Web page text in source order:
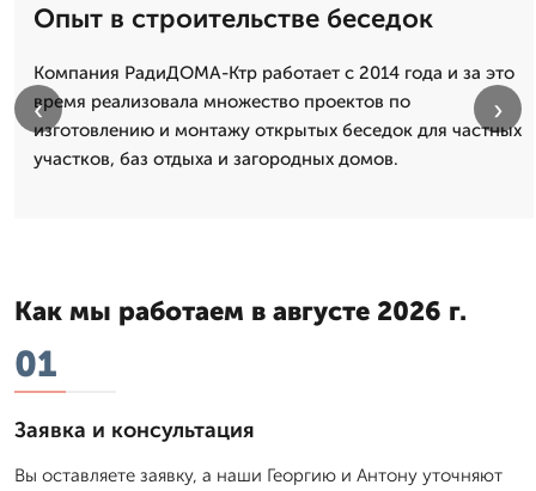
Опыт в строительстве беседок
Компания РадиДОМА-Ктр работает с 2014 года и за это
время реализовала множество проектов по
изготовлению и монтажу открытых беседок для частных
участков, баз отдыха и загородных домов.
‹ ›
Как мы работаем в августе 2026 г.
01
Заявка и консультация
Вы оставляете заявку, а наши Георгию и Антону уточняют